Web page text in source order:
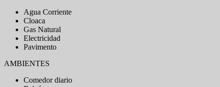
Agua Corriente
Cloaca
Gas Natural
Electricidad
Pavimento
AMBIENTES
Comedor diario